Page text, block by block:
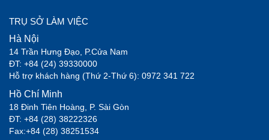
TRỤ SỞ LÀM VIỆC
Hà Nội
14 Trần Hưng Đạo, P.Cửa Nam
ĐT: +84 (24) 39330000
Hỗ trợ khách hàng (Thứ 2-Thứ 6): 0972 341 722
Hồ Chí Minh
18 Đinh Tiên Hoàng, P. Sài Gòn
ĐT: +84 (28) 38222326
Fax:+84 (28) 38251534